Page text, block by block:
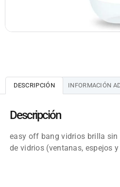
DESCRIPCIÓN INFORMACIÓN
Descripción
easy off bang vidrios brilla sin
de vidrios (ventanas, espejos